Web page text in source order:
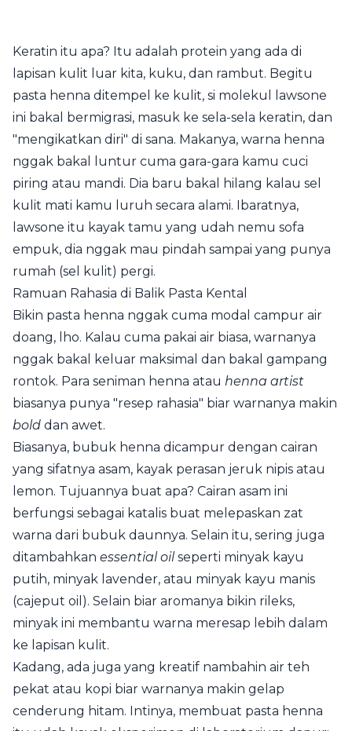
Keratin itu apa? Itu adalah protein yang ada di
lapisan kulit luar kita, kuku, dan rambut. Begitu
pasta henna ditempel ke kulit, si molekul lawsone
ini bakal bermigrasi, masuk ke sela-sela keratin, dan
"mengikatkan diri" di sana. Makanya, warna henna
nggak bakal luntur cuma gara-gara kamu cuci
piring atau mandi. Dia baru bakal hilang kalau sel
kulit mati kamu luruh secara alami. Ibaratnya,
lawsone itu kayak tamu yang udah nemu sofa
empuk, dia nggak mau pindah sampai yang punya
rumah (sel kulit) pergi.
Ramuan Rahasia di Balik Pasta Kental
Bikin pasta henna nggak cuma modal campur air
doang, lho. Kalau cuma pakai air biasa, warnanya
nggak bakal keluar maksimal dan bakal gampang
rontok. Para seniman henna atau henna artist
biasanya punya "resep rahasia" biar warnanya makin
bold dan awet.
Biasanya, bubuk henna dicampur dengan cairan
yang sifatnya asam, kayak perasan jeruk nipis atau
lemon. Tujuannya buat apa? Cairan asam ini
berfungsi sebagai katalis buat melepaskan zat
warna dari bubuk daunnya. Selain itu, sering juga
ditambahkan essential oilseperti minyak kayu
putih, minyak lavender, atau minyak kayu manis
(cajeput oil). Selain biar aromanya bikin rileks,
minyak ini membantu warna meresap lebih dalam
ke lapisan kulit.
Kadang, ada juga yang kreatif nambahin air teh
pekat atau kopi biar warnanya makin gelap
cenderung hitam. Intinya, membuat pasta henna